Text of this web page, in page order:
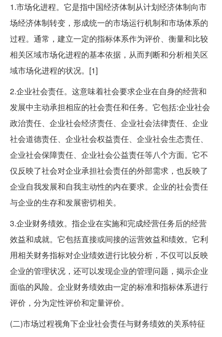
1.市场化进程。它是指中国经济体制从计划经济体制向市
场经济体制转变，形成统一的市场运行机制和市场体系的
过程。通常，建立一定的指标体系作为评价、衡量和比较
相关区域市场化进程的基本依据，从而判断和分析相关区
域市场化进程的状况。[1]
2.企业社会责任。这意味着社会要求企业在自身的经营和
发展中主动承担相应的社会责任和任务。它包括:企业社会
政治责任、企业社会经济责任、企业社会法律责任、企业
社会道德责任、企业社会权益责任、企业社会生态责任、
企业社会保障责任、企业社会公益责任等八个方面。它不
仅反映了社会对企业承担社会责任的外部需求，也反映了
企业自我发展和自我主动性的内在要求。企业的社会责任
与企业的生存和发展密切相关。
3.企业财务绩效。指企业在实施和完成经营任务后的经营
效益和成就。它包括直接或间接的运营效益和绩效。它利
用相关财务指标对企业绩效进行比较分析，不仅可以反映
企业的管理状况，还可以发现企业的管理问题，揭示企业
面临的风险。企业财务绩效由一定的标准和指标体系进行
评价，分为定性评价和定量评价。
(二)市场过程视角下企业社会责任与财务绩效的关系特征